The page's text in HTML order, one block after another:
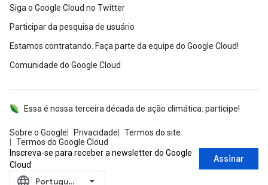
Siga o Google Cloud no Twitter
Participar da pesquisa de usuário
Estamos contratando. Faça parte da equipe do Google Cloud!
Comunidade do Google Cloud
Sobre o Google Privacidade
Termos do site
Termos do Google Cloud
Essa é nossa terceira década de ação climática: participe!
Inscreva-se para receber a newsletter do Google
Cloud
Assinar
language ‪Português (Brasil)‬